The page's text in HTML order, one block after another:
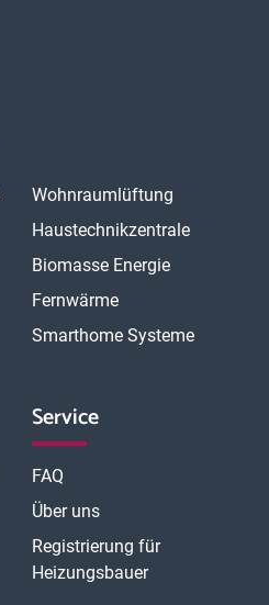
Wohnraumlüftung
Haustechnikzentrale
Biomasse Energie
Fernwärme
Smarthome Systeme
Service
FAQ
Über uns
Registrierung für
Heizungsbauer